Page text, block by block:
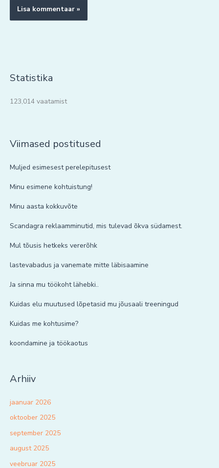
Statistika
123,014 vaatamist
Viimased postitused
Muljed esimesest perelepitusest
Minu esimene kohtuistung!
Minu aasta kokkuvõte
Scandagra reklaamminutid, mis tulevad õkva südamest.
Mul tõusis hetkeks vererõhk
lastevabadus ja vanemate mitte läbisaamine
Ja sinna mu töökoht lähebki..
Kuidas elu muutused lõpetasid mu jõusaali treeningud
Kuidas me kohtusime?
koondamine ja töökaotus
Arhiiv
jaanuar 2026
oktoober 2025
september 2025
august 2025
veebruar 2025